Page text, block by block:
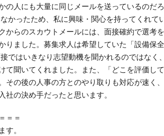
人にも大量に同じメールを送っているのだ
かったため、私に興味・関心を持ってくれて
らのスカウトメールには、面接確約で選考
ました。募集求人は希望していた「設備保
ではいきなり志望動機を聞かれるのではなく
聞いてくれました。また、「どこを評価し
の後の人事の方とのやり取りも対応が速く
の決め手だったと思います。
＝＝
。